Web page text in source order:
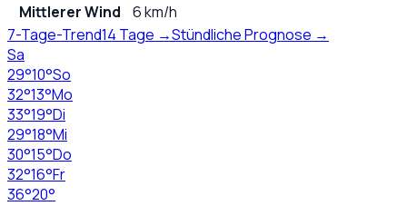
Mittlerer Wind
6 km/h
7-Tage-Trend14 Tage →Stündliche Prognose →
Sa
29°10°So
32°13°Mo
33°19°Di
29°18°Mi
30°15°Do
32°16°Fr
36°20°